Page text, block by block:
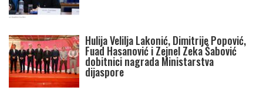
Hulija Velilja Lakonić, Dimitrije Popović,
Fuad Hasanović i Zejnel Zeka Šabović
dobitnici nagrada Ministarstva
dijaspore